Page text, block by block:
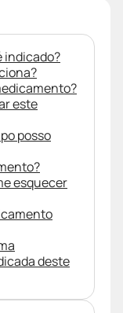
indicado?
este
posso
esquecer
deste